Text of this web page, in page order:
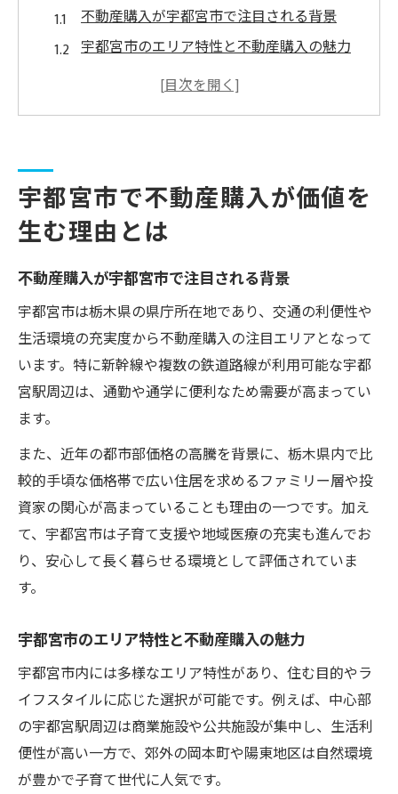
不動産購入が宇都宮市で注目される背景
宇都宮市のエリア特性と不動産購入の魅力
資産価値に強い不動産購入エリアを検証
不動産購入で叶える家族の安心な暮らし
学区と治安から見る不動産購入の重要性
不動産購入で重視したい生活利便性の要素
家族の安心感を支える不動産購入ポイント
収益物件選定で注目したい宇都宮市の特徴
不動産購入で収益物件を選ぶ際の注意点
駅周辺の収益物件と不動産購入の関係性
アパート売買で重要な不動産購入の目線
収益性高める不動産購入と賃貸需要の見方
将来の資産価値を重視する不動産購入戦略
不動産購入で考える資産価値の維持と向上
説
売却を見据えた不動産購入の判断方法
将来の賃貸需要と不動産購入の関係を考え
る
宇都宮市で失敗しないエリア見極め術
宇都宮市で不動産購入が価値を
生む理由とは
不動産購入が宇都宮市で注目される背景
宇都宮市は栃木県の県庁所在地であり、交通の利便性や
生活環境の充実度から不動産購入の注目エリアとなって
います。特に新幹線や複数の鉄道路線が利用可能な宇都
宮駅周辺は、通勤や通学に便利なため需要が高まってい
ます。
また、近年の都市部価格の高騰を背景に、栃木県内で比
較的手頃な価格帯で広い住居を求めるファミリー層や投
資家の関心が高まっていることも理由の一つです。加え
て、宇都宮市は子育て支援や地域医療の充実も進んでお
り、安心して長く暮らせる環境として評価されていま
す。
宇都宮市のエリア特性と不動産購入の魅力
宇都宮市内には多様なエリア特性があり、住む目的やラ
イフスタイルに応じた選択が可能です。例えば、中心部
の宇都宮駅周辺は商業施設や公共施設が集中し、生活利
便性が高い一方で、郊外の岡本町や陽東地区は自然環境
が豊かで子育て世代に人気です。